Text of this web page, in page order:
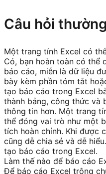
Câu hỏi
Một trang tính Excel có
Có, bạn hoàn toàn có thể
báo cáo, miễn là dữ liệu
bày kèm phần tóm tắt
tạo báo cáo trong Excel
thành bảng, công thức và
thông tin hơn. Một trang
thể đóng vai trò như một
tích hoàn chỉnh. Khi được
cũng dễ chia sẻ và dễ
tạo báo cáo trong Excel.
Làm thế nào để báo cáo
Để báo cáo Excel trông